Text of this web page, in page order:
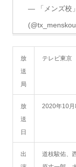
— 「メンズ校
放
送
局
テレビ東京
放
送
日
2020年10月
出
道枝駿佑、